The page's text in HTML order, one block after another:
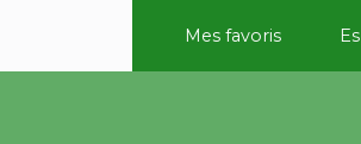
Mes favoris